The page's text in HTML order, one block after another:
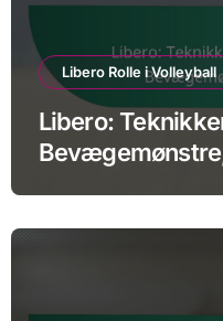
Libero Rolle i Volleyball
Libero: